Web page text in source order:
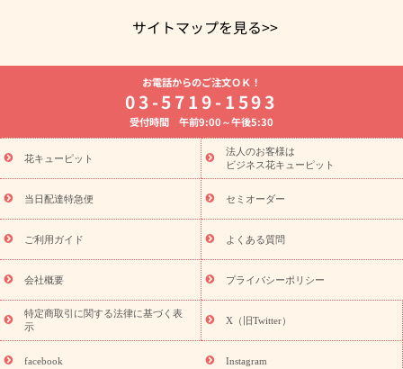
サイトマップを見る>>
よく贈られる花
お祝いの花特集
誕生日フラワーギフト特集
8月の誕生花(トルコキキョウ)
開店・開業祝い
お供え・お悔やみ お供え・お悔やみの花
通夜・葬儀に贈る花 胡蝶蘭・花鉢
ーブドフラワー
季節のイベント
ひまわり ギフト・プレゼント
特集
お盆 花（新盆・初盆） 季節のイベント
お盆 花（新
盆・初盆）
お盆 花（新盆・初盆）
お盆・お供え 花とセットギ
フト
お盆・お供え プリザーブドフラワー
ひまわり ギフト・プ
レゼント特集
夏の花贈り・お中元・暑中見舞い 花のギフト特集
敬老の日におくる花ギフト・プレゼント特集
花ギフト・プレゼント特集
敬老の日 花のおすすめランキング
敬
老の日 花鉢植えのギフト・プレゼント特集
敬老の日 花とセットギ
フト・プレゼント特集
敬老の日の花 全てのギフト一覧
キャン
ペーン
映画『ウォーターガーディアンズ』コラボキャンペーン
「きょう誕生日なんです」キャンペーン
誕生日の花を探す
誕生日フラワーギフト 誕生日フラワーギフト特集
お電話からのご注文ＯＫ！
03-5719-1593
受付時間 午前9:00～午後5:30
花キューピット
法人のお客様は
ビジネス花キューピット
当日配達特急便 セミオーダー
ご利用ガイド よくある質問
会社概要 プライバシーポリシー
特定商取引に関する法律に基づく表
示
X（旧Twitter）
facebook Instagram